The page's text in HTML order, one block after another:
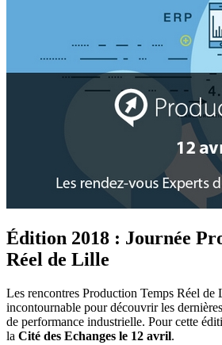
Édition 2018 : Journée
Réel de Lille
Les rencontres Production Temps Réel de
incontournable pour découvrir les
de performance industrielle. Pour cette
la Cité des Echanges le 12 avril.